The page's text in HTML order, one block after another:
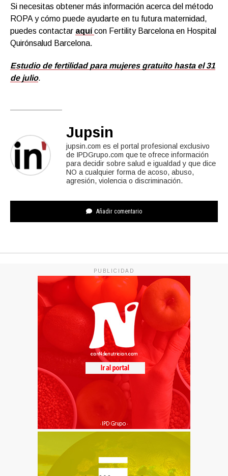
Si necesitas obtener más información acerca del método
ROPA y cómo puede ayudarte en tu futura maternidad,
puedes contactar aquícon Fertility Barcelona en Hospital
Quirónsalud Barcelona.
Estudio de fertilidad para mujeres gratuito hasta el 31
de julio.
Jupsin
jupsin.com es el portal profesional exclusivo
de IPDGrupo.com que te ofrece información
para decidir sobre salud e igualdad y que dice
NO a cualquier forma de acoso, abuso,
agresión, violencia o discriminación.
Añadir comentario
PUBLICIDAD